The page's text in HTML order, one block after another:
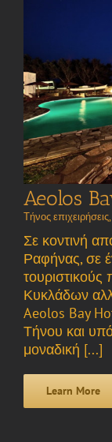
Aeolos
Τήνος επιχειρήσεις,
Σε κοντινή
Ραφήνας, σε
Κυκλάδων
Aeolos Bay
Τήνου και
μοναδική [...]
Learn More